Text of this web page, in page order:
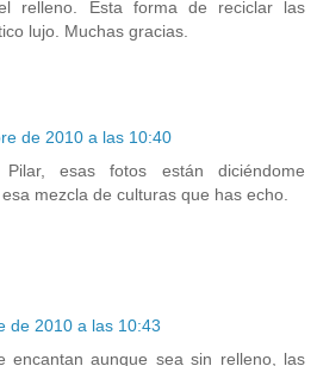
relleno. Esta forma de reciclar las
lujo. Muchas gracias.
de 2010 a las 10:40
esas fotos están diciéndome
mezcla de culturas que has echo.
de 2010 a las 10:43
encantan aunque sea sin relleno, las